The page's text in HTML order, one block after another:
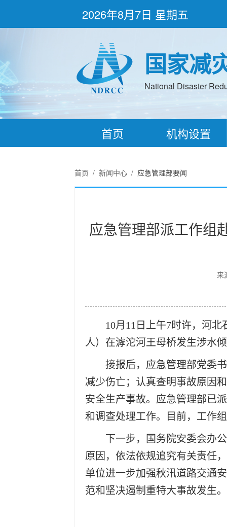
2026年8月7日 星期五
国家减
National Disaster
首页 机构设置
首页 / 新闻中心/ 应急管理部要闻
应急管理部派工作组
来
10月11日上午7时许，河
人）在滹沱河王母桥发生涉水
接报后，应急管理部党委
减少伤亡；认真查明事故原因
安全生产事故。应急管理部已
和调查处理工作。目前，工作
下一步，国务院安委会办
原因，依法依规追究有关责任
单位进一步加强秋汛道路交通
范和坚决遏制重特大事故发生。